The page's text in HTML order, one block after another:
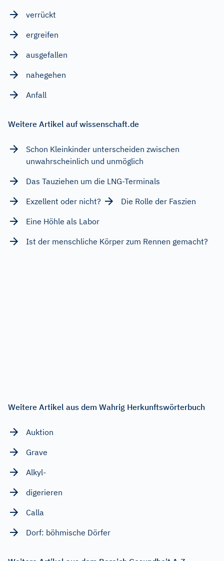
verrückt
ergreifen
ausgefallen
nahegehen
Anfall
Weitere Artikel auf wissenschaft.de
Schon Kleinkinder unterscheiden zwischen
unwahrscheinlich und unmöglich
Das Tauziehen um die LNG-Terminals
Exzellent oder nicht?
Die Rolle der Faszien
Eine Höhle als Labor
Ist der menschliche Körper zum Rennen gemacht?
Weitere Artikel aus dem Wahrig Herkunftswörterbuch
Auktion
Grave
Alkyl-
digerieren
Calla
Dorf: böhmische Dörfer